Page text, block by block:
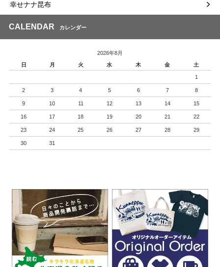
幸せナナ昆布
CALENDAR カレンダー
2026年8月
日
月 火 水 木 金 土
1
2 3 4 5 6 7 8
9 10 11 12 13 14 15
16 17 18 19 20 21 22
23 24 25 26 27 28 29
30 31